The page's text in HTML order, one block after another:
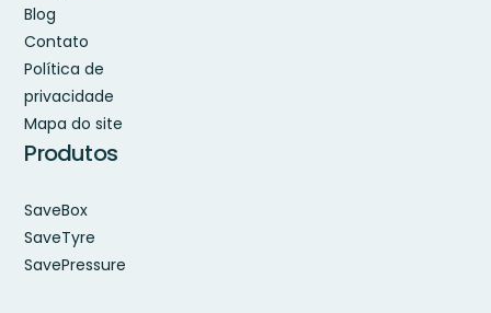
Blog
Contato
Política de
privacidade
Mapa do site
Produtos
SaveBox
SaveTyre
SavePressure